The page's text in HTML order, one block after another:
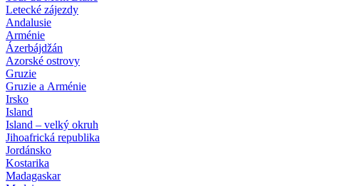
Letecké zájezdy
Andalusie
Arménie
Ázerbájdžán
Azorské ostrovy
Gruzie
Gruzie a Arménie
Irsko
Island
Island – velký okruh
Jihoafrická republika
Jordánsko
Kostarika
Madagaskar